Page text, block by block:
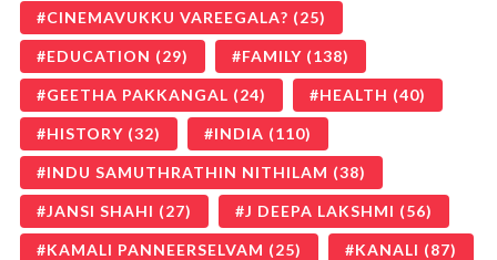
CINEMAVUKKU VAREEGALA? (25)
EDUCATION (29) FAMILY (138)
GEETHA PAKKANGAL (24) HEALTH (40)
HISTORY (32) INDIA (110)
INDU SAMUTHRATHIN NITHILAM (38)
JANSI SHAHI (27) J DEEPA LAKSHMI (56)
KAMALI PANNEERSELVAM (25) KANALI (87)